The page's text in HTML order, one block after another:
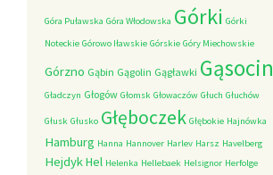
Góra Puławska Góra Włodowska Górki Górki
Noteckie Górowo Iławskie Górskie Góry Miechowskie
Górzno Gąbin Gągolin Gągławki Gąsocin
Gładczyn Głogów Głomsk Głowaczów Głuch Głuchów
Głusk Głusko Głęboczek Głębokie Hajnówka
Hamburg Hanna Hannover Harlev Harsz Havelberg
HejdykHel Helenka Hellebaek Helsignor Herfolge